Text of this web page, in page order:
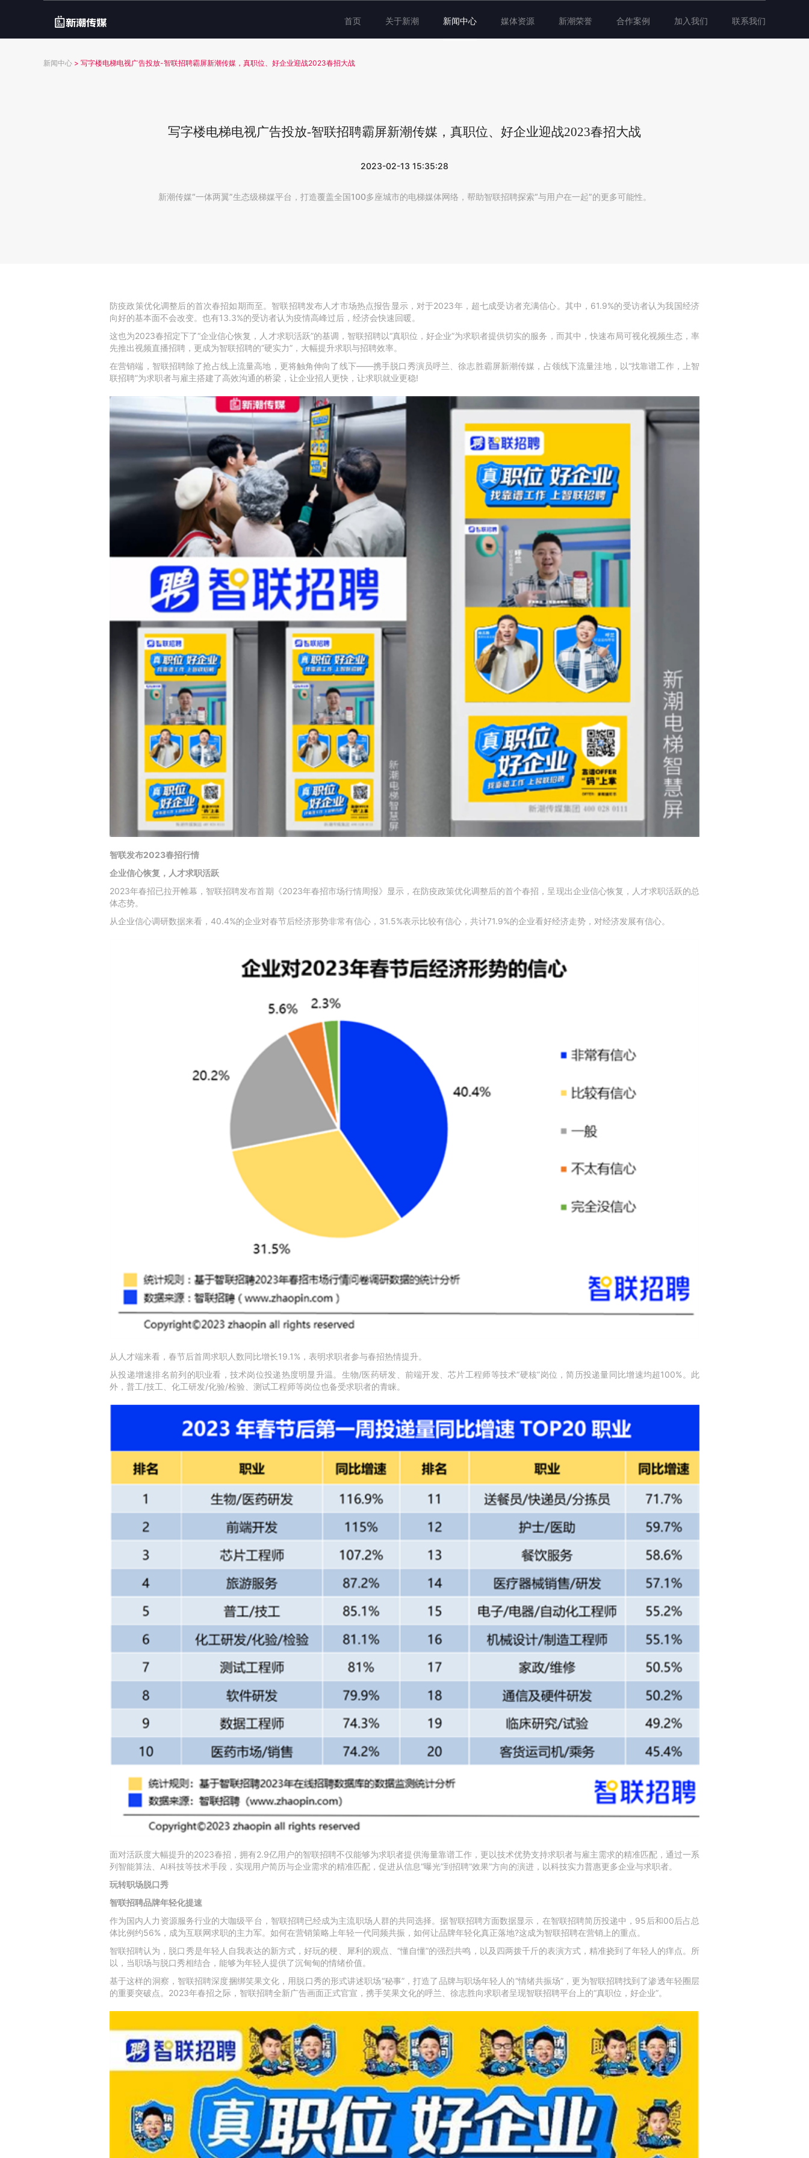
首页 关于新潮 新闻中心 媒体资源 新潮荣誉 合作案例 加入我们 联系我们
新闻中心 > 写字楼电梯电视广告投放-智联招聘霸屏新潮传媒，真职位、好企业迎战2023春招大战
写字楼电梯电视广告投放-智联招聘霸屏新潮传媒，真职位、好企业迎战2023春招大战
2023-02-13 15:35:28
新潮传媒“一体两翼”生态级梯媒平台，打造覆盖全国100多座城市的电梯媒体网络，帮助智联招聘探索“与用户在一起”的更多可能性。
防疫政策优化调整后的首次春招如期而至。智联招聘发布人才市场热点报告显示，对于2023年，超七成受访者充满信心。其中，61.9%的受访者认为我国经济
向好的基本面不会改变。也有13.3%的受访者认为疫情高峰过后，经济会快速回暖。
这也为2023春招定下了“企业信心恢复，人才求职活跃”的基调，智联招聘以“真职位，好企业”为求职者提供切实的服务，而其中，快速布局可视化视频生态，率
先推出视频直播招聘，更成为智联招聘的“硬实力”，大幅提升求职与招聘效率。
在营销端，智联招聘除了抢占线上流量高地，更将触角伸向了线下——携手脱口秀演员呼兰、徐志胜霸屏新潮传媒，占领线下流量洼地，以“找靠谱工作，上智
联招聘”为求职者与雇主搭建了高效沟通的桥梁，让企业招人更快，让求职就业更稳!
智联发布2023春招行情
企业信心恢复，人才求职活跃
2023年春招已拉开帷幕，智联招聘发布首期《2023年春招市场行情周报》显示，在防疫政策优化调整后的首个春招，呈现出企业信心恢复，人才求职活跃的总
体态势。
从企业信心调研数据来看，40.4%的企业对春节后经济形势非常有信心，31.5%表示比较有信心，共计71.9%的企业看好经济走势，对经济发展有信心。
从人才端来看，春节后首周求职人数同比增长19.1%，表明求职者参与春招热情提升。
从投递增速排名前列的职业看，技术岗位投递热度明显升温。生物/医药研发、前端开发、芯片工程师等技术“硬核”岗位，简历投递量同比增速均超100%。此
外，普工/技工、化工研发/化验/检验、测试工程师等岗位也备受求职者的青睐。
面对活跃度大幅提升的2023春招，拥有2.9亿用户的智联招聘不仅能够为求职者提供海量靠谱工作，更以技术优势支持求职者与雇主需求的精准匹配，通过一系
列智能算法、AI科技等技术手段，实现用户简历与企业需求的精准匹配，促进从信息“曝光”到招聘“效果”方向的演进，以科技实力普惠更多企业与求职者。
玩转职场脱口秀
智联招聘品牌年轻化提速
作为国内人力资源服务行业的大咖级平台，智联招聘已经成为主流职场人群的共同选择。据智联招聘方面数据显示，在智联招聘简历投递中，95后和00后占总
体比例约56%，成为互联网求职的主力军。如何在营销策略上年轻一代同频共振，如何让品牌年轻化真正落地?这成为智联招聘在营销上的重点。
智联招聘认为，脱口秀是年轻人自我表达的新方式，好玩的梗、犀利的观点、“懂自懂”的强烈共鸣，以及四两拨千斤的表演方式，精准挠到了年轻人的痒点。所
以，当职场与脱口秀相结合，能够为年轻人提供了沉甸甸的情绪价值。
基于这样的洞察，智联招聘深度捆绑笑果文化，用脱口秀的形式讲述职场“秘事”，打造了品牌与职场年轻人的“情绪共振场”，更为智联招聘找到了渗透年轻圈层
的重要突破点。2023年春招之际，智联招聘全新广告画面正式官宣，携手笑果文化的呼兰、徐志胜向求职者呈现智联招聘平台上的“真职位，好企业”。